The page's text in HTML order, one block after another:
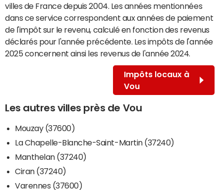
villes de France depuis 2004. Les années mentionnées
dans ce service correspondent aux années de paiement
de l'impôt sur le revenu, calculé en fonction des revenus
déclarés pour l'année précédente. Les impôts de l'année
2025 concernent ainsi les revenus de l'année 2024.
Impôts locaux à
Vou
Les autres villes près de Vou
Mouzay (37600)
La Chapelle-Blanche-Saint-Martin (37240)
Manthelan (37240)
Ciran (37240)
Varennes (37600)